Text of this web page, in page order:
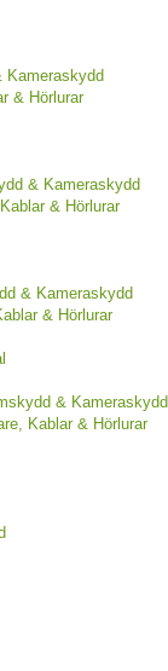
Kameraskydd
& Hörlurar
& Kameraskydd
& Hörlurar
& Kameraskydd
& Hörlurar
& Kameraskydd
Kablar & Hörlurar